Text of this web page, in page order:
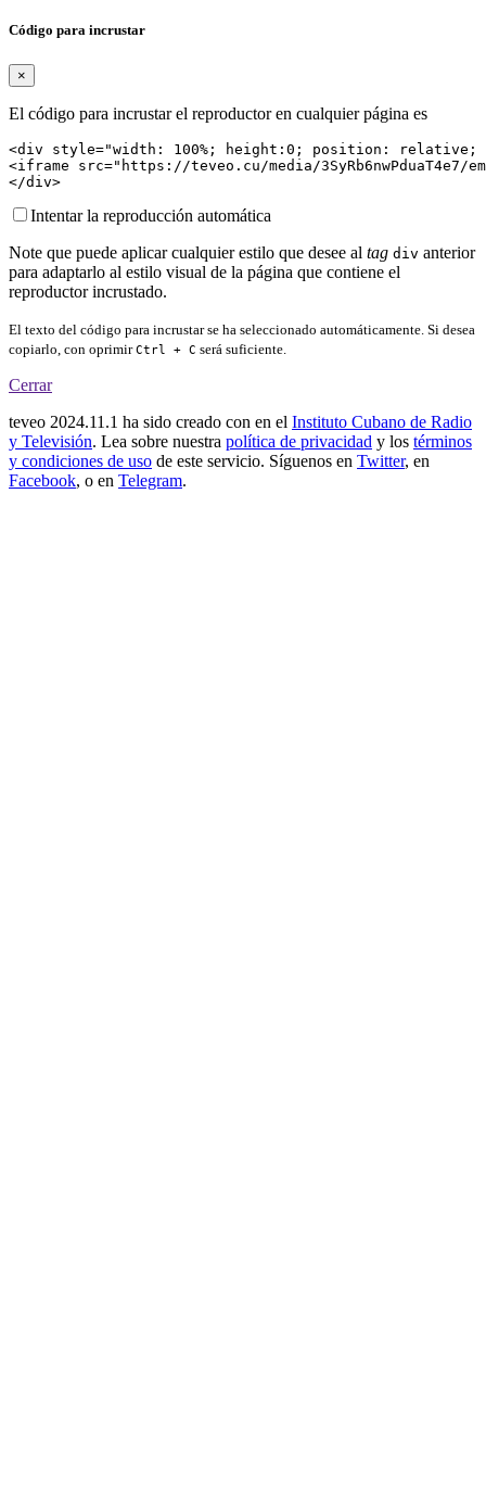
Código para incrustar
×
El código para incrustar el reproductor en cualquier página es
<div style="width: 100%; height:0; position: relative;
<iframe src="https://teveo.cu/media/
</div>
Intentar la reproducción automática
Note que puede aplicar cualquier estilo que desee al tag div anterior
para adaptarlo al estilo visual de la página que contiene el
reproductor incrustado.
El texto del código para incrustar se ha seleccionado automáticamente. Si desea
copiarlo, con oprimirCtrl + C será suficiente.
Cerrar
teveo 2024.11.1 ha sido creado con en el Instituto Cubano de Radio
y Televisión. Lea sobre nuestra política de privacidad y los términos
y condiciones de uso de este servicio. Síguenos en Twitter, en
Facebook, o en Telegram.